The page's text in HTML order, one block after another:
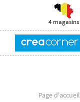
4 magasins
Page d'accueil